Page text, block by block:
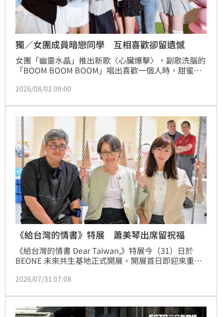
獨／女團成員暗戀同學 互相喜歡卻留遺憾
女團「幽靈水晶」推出新歌〈心臟爆擊〉，副歌洗腦的
「BOOM BOOM BOOM」唱出喜歡一個人時，甜蜜又
訪，分享學生時期青澀戀愛故事，其中蔡菜曾鼓起勇氣
互有好感，但都沒有勇氣跨出那一步。
2026/08/02 09:00
《給台灣的情書》特展 蕭美琴出席留祝福
《給台灣的情書 Dear Taiwan,》特展今（31）日於
BEONE 未來共生基地正式開展。開展首日即迎來重量
術家何景窗的導 覽下親臨觀展。蕭副總統細細體會展
專注於「站出來的勇敢公民」與「公民對話」的策展理
念表達肯定。
2026/07/31 07:08